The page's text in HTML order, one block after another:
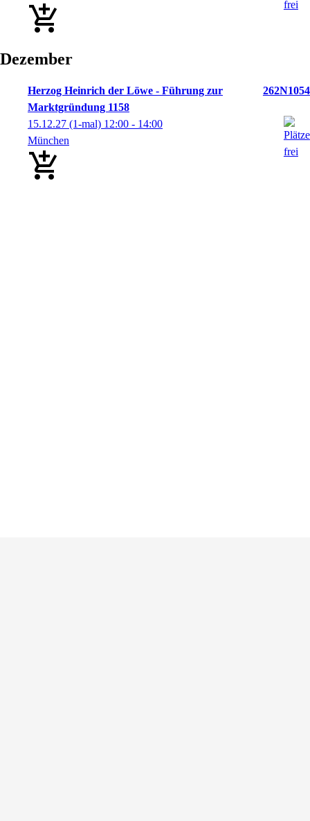
Dezember
Herzog Heinrich der Löwe - Führung zur
Marktgründung 1158
262N1054
15.12.27 (1-mal) 12:00 - 14:00
München